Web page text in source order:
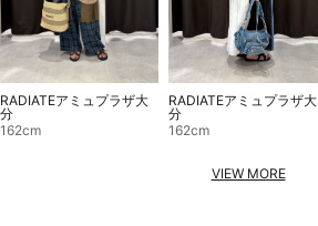
RADIATEアミュプラザ大
分
162cm
RADIATEアミュプラザ大
分
162cm
VIEW MORE